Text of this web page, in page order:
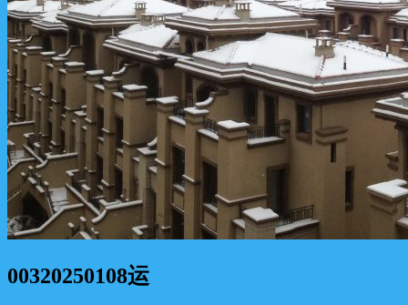
00320250108运